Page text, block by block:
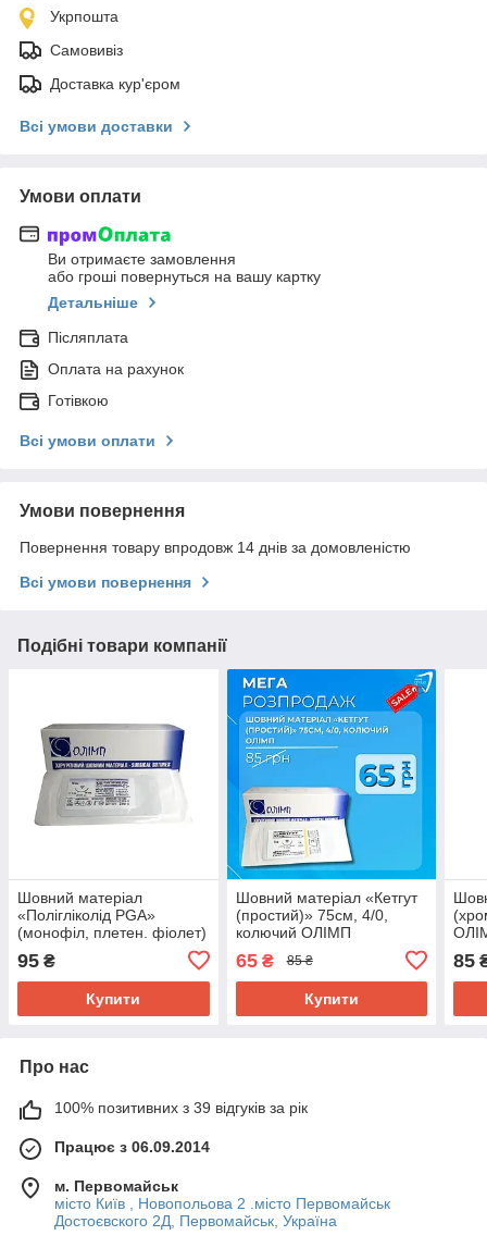
Укрпошта
Самовивіз
Доставка кур'єром
Всі умови доставки
Умови оплати
Ви отримаєте замовлення
або гроші повернуться на вашу картку
Детальніше
Післяплата
Оплата на рахунок
Готівкою
Всі умови оплати
Умови повернення
Повернення товару впродовж 14 днів за домовленістю
Всі умови повернення
Подібні товари компанії
Шовний матеріал
«Полігліколід PGA»
(монофіл, плетен. фіолет)
95 ₴
Купити
Шовний матеріал «Кетгут
(простий)» 75см, 4/0,
колючий ОЛІМП
65₴ 85 ₴
Купити
85
Про нас
100% позитивних з 39 відгуків за рік
Працює з 06.09.2014
м. Первомайськ
місто Київ , Новопольова 2 .місто Первомайськ
Достоєвского 2Д, Первомайськ, Україна